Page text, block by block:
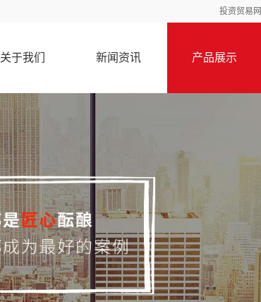
投资贸易网
关于我们 新闻资讯 产品展示